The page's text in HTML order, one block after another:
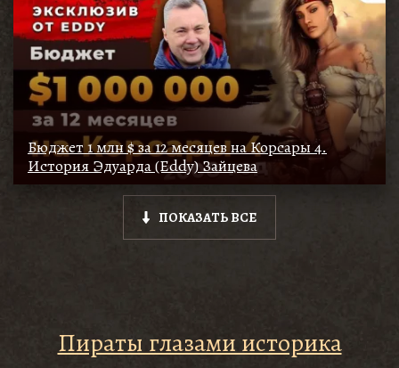
Бюджет 1 млн $ за 12 месяцев на Корсары 4.
История Эдуарда (Eddy) Зайцева
ПОКАЗАТЬ ВСЕ
Пираты глазами историка